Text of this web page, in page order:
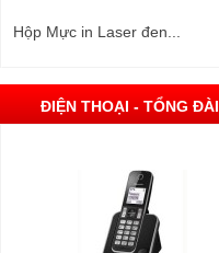
Hộp Mực in Laser đen...
ĐIỆN THOẠI - TỔNG ĐÀI